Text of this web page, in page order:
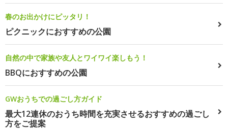
春のお出かけにピッタリ！
ピクニックにおすすめの公園
自然の中で家族や友人とワイワイ楽しもう！
BBQにおすすめの公園
GWおうちでの過ごし方ガイド
最大12連休のおうち時間を充実させるおすすめの過ごし
方をご提案